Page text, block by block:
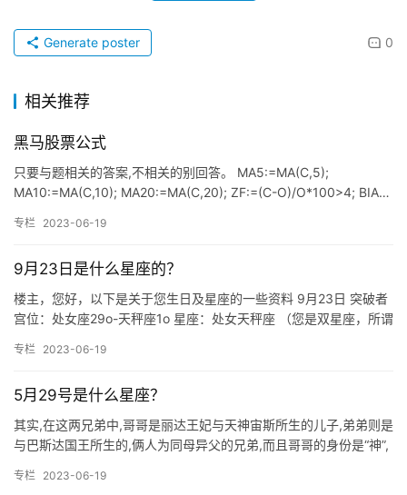
0
Generate poster
相关推荐
黑马股票公式
只要与题相关的答案,不相关的别回答。 MA5:=MA(C,5);
MA10:=MA(C,10); MA20:=MA(C,20); ZF:=(C-O)/O*100>4; BIA…
专栏 2023-06-19
9月23日是什么星座的？
楼主，您好，以下是关于您生日及星座的一些资料 9月23日 突破者
宫位：处女座29o-天秤座1o 星座：处女天秤座 （您是双星座，所谓
专栏 2023-06-19
5月29号是什么星座？
其实,在这两兄弟中,哥哥是丽达王妃与天神宙斯所生的儿子,弟弟则是
与巴斯达国王所生的,俩人为同母异父的兄弟,而且哥哥的身份是“神”,
专栏 2023-06-19